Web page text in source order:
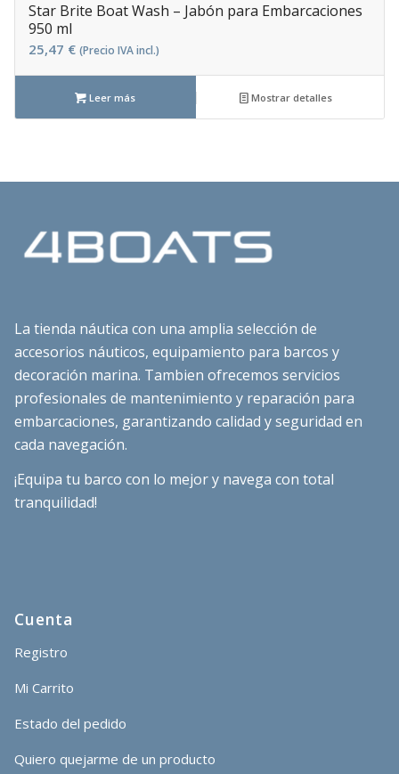
Star Brite Boat Wash – Jabón para Embarcaciones
950 ml
25,47 € (Precio IVA incl.)
Leer más Mostrar detalles
La tienda náutica con una amplia selección de
accesorios náuticos, equipamiento para barcos y
decoración marina. Tambien ofrecemos servicios
profesionales de mantenimiento y reparación para
embarcaciones, garantizando calidad y seguridad en
cada navegación.
¡Equipa tu barco con lo mejor y navega con total
tranquilidad!
Cuenta
Registro
Mi Carrito
Estado del pedido
Quiero quejarme de un producto